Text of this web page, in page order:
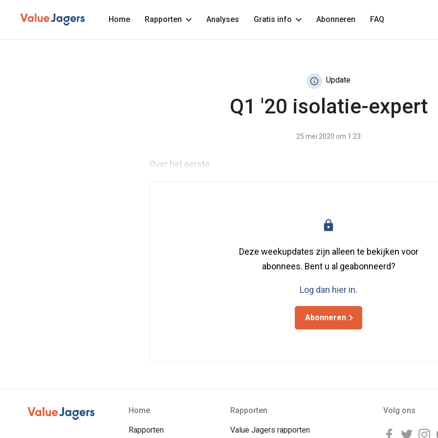
Home Rapporten Analyses Gratis info Abonneren FAQ
Update
Q1 '20 isolatie-expert
25 mei 2020 om 1:23
Over het eerste
Deze weekupdates zijn alleen te bekijken voor
abonnees. Bent u al geabonneerd?
Log dan hier in.
Abonneren
Home
Rapporten
Rapporten
Value Jagers rapporten
Volg ons